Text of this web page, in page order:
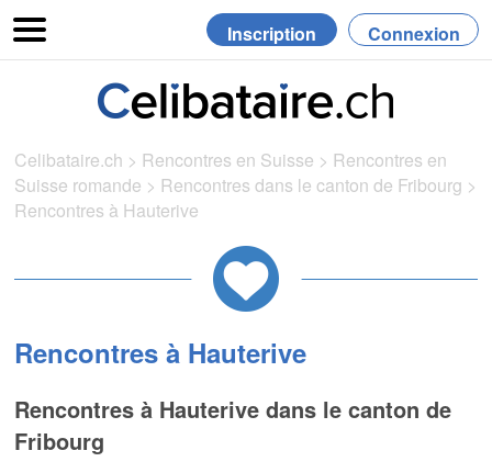
Inscription Connexion
Celibataire.ch > Rencontres en Suisse > Rencontres en
Suisse romande > Rencontres dans le canton de Fribourg >
Rencontres à Hauterive
Rencontres à Hauterive
Rencontres à Hauterive dans le canton de
Fribourg